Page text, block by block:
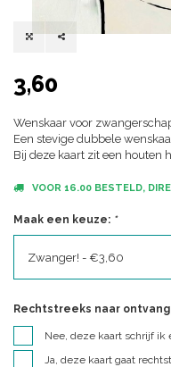
3,60
Wenskaar voor
Een stevige dubbele
Bij deze kaart zit een houten
VOOR 16.00 BESTELD,
Maak een keuze: *
Zwanger! - €3,60
Rechtstreeks naar
Nee, deze kaart schrijf ik
Ja, deze kaart gaat